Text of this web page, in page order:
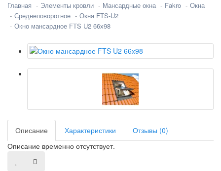
Главная Элементы кровли Мансардные окна Fakro
Окна
Среднеповоротное
Окна FTS-U2
Окно мансардное FTS U2 66х98
Описание Характеристики
Отзывы (0)
Описание временно отсутствует.